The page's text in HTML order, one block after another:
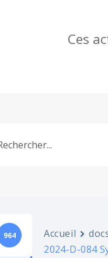
Ces
964 Accueil
2024-D-084